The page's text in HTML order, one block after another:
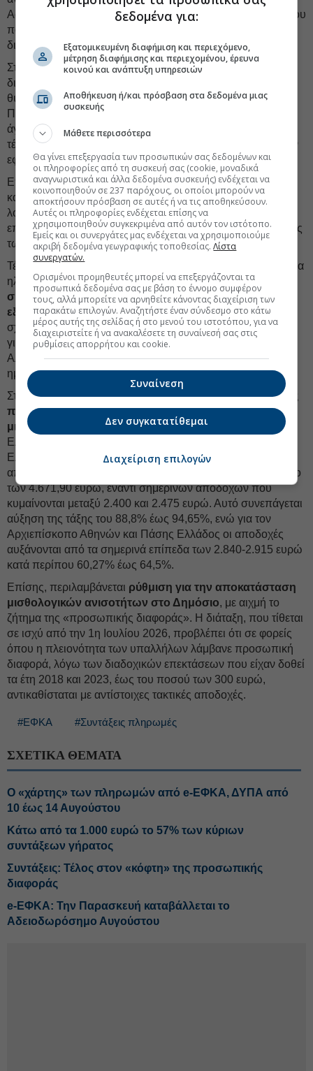
Αφορά, βέβαια, ειδικές κατηγορίες προσώπων του Δημοσίου
που είχαν λάβει αυξήσεις συντάξεων λόγω λάθους στις
διαδικασίες.
Στις ειδικές ρυθμίσεις εντάσσεται και η διεύρυνση των
δικαιούχων της ειδικής σύνταξης που έχει θεσπιστεί για τα
θύματα του σιδηροδρομικού δυστυχήματος των Τεμπών.
Πλέον στους δικαιούχους περιλαμβάνονται και οι γονείς
άγαμων, διαζευγμένων ή χήρων θυμάτων που δεν άφησαν
τέκνα, καλύπτοντας ένα κενό που είχε επισημανθεί μετά την
εφαρμογή της αρχικής διάταξης.
Επιπλέοναυξάνεται το όριο ηλικίαςμέχρι το οποίο
καταβάλλεται σύνταξη σε τέκνα που λαμβάνουν παροχές
λόγω θανάτου γονέα σε ειδικές κατηγορίες συνταξιούχων,
επεκτείνοντας το χρονικό διάστημα οικονομικής προστασίας
των οικογενειών.
Τέλος, προβλέπεται μια νέα κοινωνική δικλίδα ασφαλείας για
ηλικιωμένους πουδεν καταφέρνουν να θεμελιώσουν
συνταξιοδοτικό δικαίωμα μέσω αναγνώρισης ή
εξαγοράς προϋπηρεσίας. Σε περίπτωση απόρριψης των
σχετικών αιτήσεων, οι φάκελοι θα διαβιβάζονται αυτόματα
για εξέταση χορήγησης του Επιδόματος Κοινωνικής
Αλληλεγγύης Ανασφάλιστων Υπερηλίκων, με αφετηρία την
ημερομηνία της αρχικής αίτησης.
Στο πεδίο των μισθών, οι διατάξειςπροβλέπουν αυξήσεις
που κυμαίνονται από 60% έως και 95% στις μηνιαίες
μικτές αποδοχές
του Αρχιεπισκόπου Αθηνών και Πάσης
Ελλάδος και των Μητροπολιτών της Εκκλησίας της
Ελλάδος. Συγκεκριμένα, οι συνολικές μεικτές μηνιαίες
αποδοχές των Μητροπολιτών διαμορφώνονται στο επίπεδο
των 4.671,90 ευρώ, έναντι σημερινών αποδοχών που
κυμαίνονται μεταξύ 2.400 και 2.475 ευρώ. Αυτό συνεπάγεται
αύξηση της τάξης του 88,8% έως 94,65%, ενώ για τον
Αρχιεπίσκοπο Αθηνών και Πάσης Ελλάδος οι αποδοχές
αυξάνονται από τα σημερινά επίπεδα των 2.840-2.915 ευρώ
κατά περίπου 60,27% έως 64,5%.
Επίσης, περιλαμβάνεται ρύθμιση για την αποκατάσταση
μισθολογικών ανισοτήτων στο Δημόσιο, με αιχμή το
ζήτημα της «προσωπικής διαφοράς». Η διάταξη, που τίθεται
σε ισχύ από την 1η Ιουλίου 2026, προβλέπει ότι σε φορείς
όπου η πλειονότητα των υπαλλήλων λάμβανε προσωπική
διαφορά, λόγω των διαδοχικών επεκτάσεων που είχαν δοθεί
τα έτη 2018 και 2023, έως του ποσού των 300 ευρώ,
αντικαθίσταται με αντίστοιχες τακτικές αποδοχές.
#ΕΦΚΑ #Συντάξεις πληρωμές
ΣΧΕΤΙΚΑ ΘΕΜΑΤΑ
Ο «χάρτης» των πληρωμών από e-ΕΦΚΑ, ΔΥΠΑ από
10 έως 14 Αυγούστου
Κάτω από τα 1.000 ευρώ το 57% των κύριων
συντάξεων γήρατος
Συντάξεις: Τέλος στον «κόφτη» της προσωπικής
διαφοράς
e-ΕΦΚΑ: Την Παρασκευή καταβάλλεται το
Αδειοδωρόσημο Αυγούστου
δεδομένα για:
Εξατομικευμένη διαφήμιση και περιεχόμενο,
μέτρηση διαφήμισης και περιεχομένου, έρευνα
κοινού και ανάπτυξη υπηρεσιών
Αποθήκευση ή/και πρόσβαση στα δεδομένα μιας
συσκευής
Μάθετε περισσότερα
Θα γίνει επεξεργασία των προσωπικών σας δεδομένων και
οι πληροφορίες από τη συσκευή σας (cookie, μοναδικά
αναγνωριστικά και άλλα δεδομένα συσκευής) ενδέχεται να
κοινοποιηθούν σε 237 παρόχους, οι οποίοι μπορούν να
αποκτήσουν πρόσβαση σε αυτές ή να τις αποθηκεύσουν.
Αυτές οι πληροφορίες ενδέχεται επίσης να
χρησιμοποιηθούν συγκεκριμένα από αυτόν τον ιστότοπο.
Εμείς και οι συνεργάτες μας ενδέχεται να χρησιμοποιούμε
ακριβή δεδομένα γεωγραφικής τοποθεσίας.Λίστα
συνεργατών.
Ορισμένοι προμηθευτές μπορεί να επεξεργάζονται τα
προσωπικά δεδομένα σας με βάση το έννομο συμφέρον
τους, αλλά μπορείτε να αρνηθείτε κάνοντας διαχείριση των
παρακάτω επιλογών. Αναζητήστε έναν σύνδεσμο στο κάτω
μέρος αυτής της σελίδας ή στο μενού του ιστοτόπου, για να
διαχειριστείτε ή να ανακαλέσετε τη συναίνεσή σας στις
ρυθμίσεις απορρήτου και cookie.
Συναίνεση
Δεν συγκατατίθεμαι
Διαχείριση επιλογών